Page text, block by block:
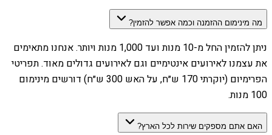
מה מינימום ההזמנה וכמה אפשר להזמין?
ניתן להזמין החל מ-10 מנות ועד 1,000 מנות ויותר. אנחנו מתאימים
את עצמנו לאירועים אינטימיים וגם לאירועים גדולים מאוד. תפריטי
הפרימיום (יוקרתי 170 ש״ח, על האש 300 ש״ח) דורשים מינימום
100 מנות.
האם אתם מספקים שירות לכל הארץ?